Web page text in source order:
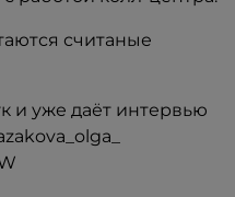
считаные
и уже даёт интервью